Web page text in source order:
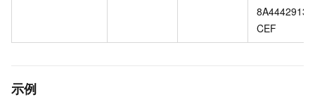
8A4442913
CEF
示例